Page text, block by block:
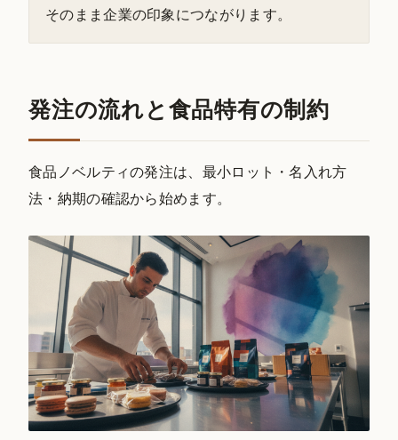
そのまま企業の印象につながります。
発注の流れと食品特有の制約
食品ノベルティの発注は、最小ロット・名入れ方
法・納期の確認から始めます。